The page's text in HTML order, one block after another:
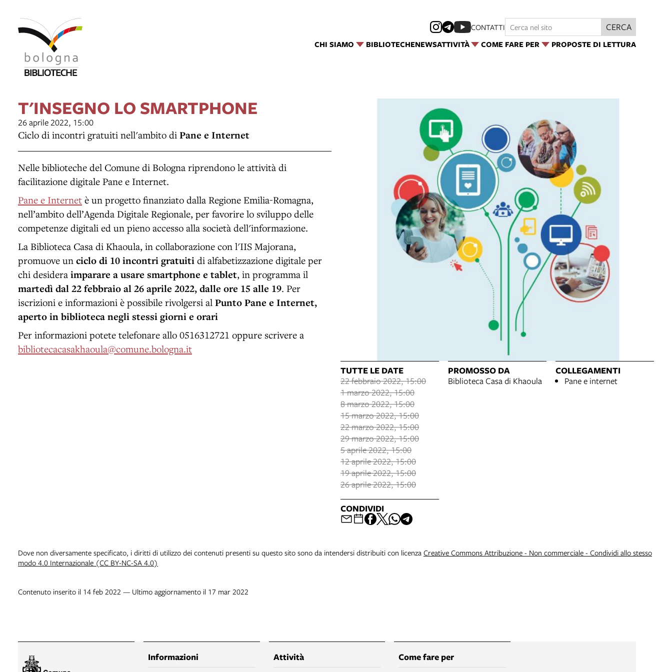
CHI SIAMO BIBLIOTECHENEWSATTIVITÀ COME FARE PER PROPOSTE DI LETTURA
CONTATTI CERCA
T'INSEGNO LO SMARTPHONE
26 aprile 2022, 15:00
Ciclo di incontri gratuiti nell'ambito di Pane e Internet
Nelle biblioteche del Comune di Bologna riprendono le attività di
facilitazione digitale Pane e Internet.
Pane e Internet è un progetto finanziato dalla Regione Emilia-Romagna,
nell’ambito dell’Agenda Digitale Regionale, per favorire lo sviluppo delle
competenze digitali ed un pieno accesso alla società dell'informazione.
La Biblioteca Casa di Khaoula, in collaborazione con l'IIS Majorana,
promuove un ciclo di 10 incontri gratuiti di alfabetizzazione digitale per
chi desidera imparare a usare smartphone e tablet, in programma il
martedì dal 22 febbraio al 26 aprile 2022, dalle ore 15 alle 19. Per
iscrizioni e informazioni è possibile rivolgersi al Punto Pane e Internet,
aperto in biblioteca negli stessi giorni e orari
Per informazioni potete telefonare allo 0516312721 oppure scrivere a
bibliotecacasakhaoula@comune.bologna.it
TUTTE LE DATE
22 febbraio 2022, 15:00
1 marzo 2022, 15:00
8 marzo 2022, 15:00
15 marzo 2022, 15:00
22 marzo 2022, 15:00
29 marzo 2022, 15:00
5 aprile 2022, 15:00
12 aprile 2022, 15:00
19 aprile 2022, 15:00
26 aprile 2022, 15:00
PROMOSSO DA
Biblioteca Casa di Khaoula
COLLEGAMENTI
Pane e internet
CONDIVIDI
Dove non diversamente specificato, i diritti di utilizzo dei contenuti presenti su questo sito sono da intendersi distribuiti con licenza Creative Commons Attribuzione - Non commerciale - Condividi allo stesso
modo 4.0 Internazionale (CC BY-NC-SA 4.0)
Contenuto inserito il 14 feb 2022 — Ultimo aggiornamento il 17 mar 2022
Informazioni Attività Come fare per